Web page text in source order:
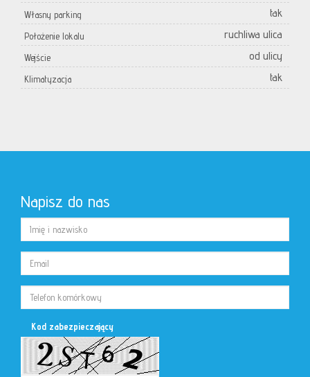
Własny parking tak
Położenie lokalu ruchliwa ulica
Wejście od ulicy
Klimatyzacja tak
Napisz do nas
Kod zabezpieczający